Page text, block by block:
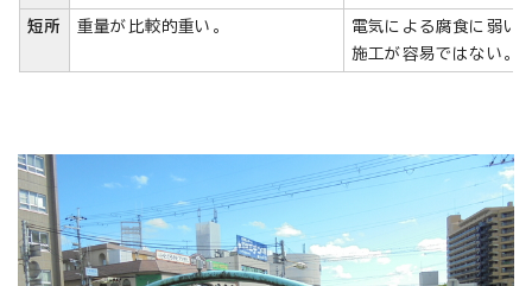
短所 重量が比較的重い。
電気による腐食に弱い。
施工が容易ではない。